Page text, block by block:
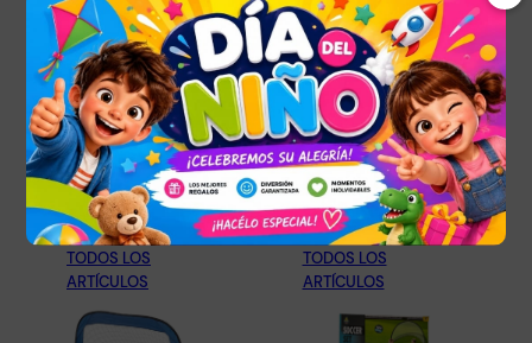
Infantil
Educativo
$450,00
Leer más
Monedas
Billetes
247,00
Añadir al carrito
JUGUETES PARA
NIÑOS Y NIÑAS
TODOS LOS
ARTÍCULOS
JUGUETES PARA
NIÑOS Y NIÑAS,
TODOS LOS
ARTÍCULOS